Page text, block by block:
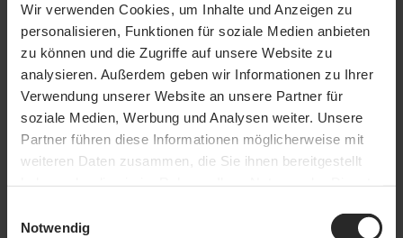
Wir verwenden Cookies, um Inhalte und Anzeigen zu
personalisieren, Funktionen für soziale Medien anbieten
zu können und die Zugriffe auf unsere Website zu
analysieren. Außerdem geben wir Informationen zu Ihrer
Verwendung unserer Website an unsere Partner für
soziale Medien, Werbung und Analysen weiter. Unsere
Partner führen diese Informationen möglicherweise mit
weiteren Daten zusammen, die Sie ihnen bereitgestellt
Notwendig
Weiter einkaufen
Was sind enge Räume?
Welche Schutzmaßnahmen sind beim Arbeiten in engen
Räumen zu beachten?
Welche physischen und psychischen Gefährdungen
müssen beachtet werden?
Kursdauer
Abschluss